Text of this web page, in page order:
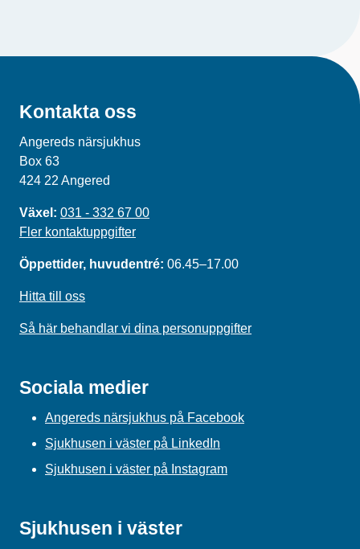
Kontakta oss
Angereds närsjukhus
Box 63
424 22 Angered
Växel: 031 - 332 67 00
Fler kontaktuppgifter
Öppettider, huvudentré: 06.45–17.00
Hitta till oss
Så här behandlar vi dina personuppgifter
Sociala medier
Angereds närsjukhus på Facebook
Sjukhusen i väster på LinkedIn
Sjukhusen i väster på Instagram
Sjukhusen i väster